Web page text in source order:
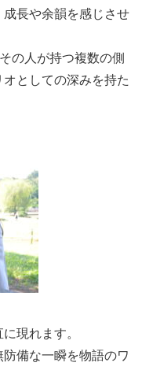
長や余韻を感じさせ
の人が持つ複数の側
としての深みを持た
現れます。
備な一瞬を物語のワ